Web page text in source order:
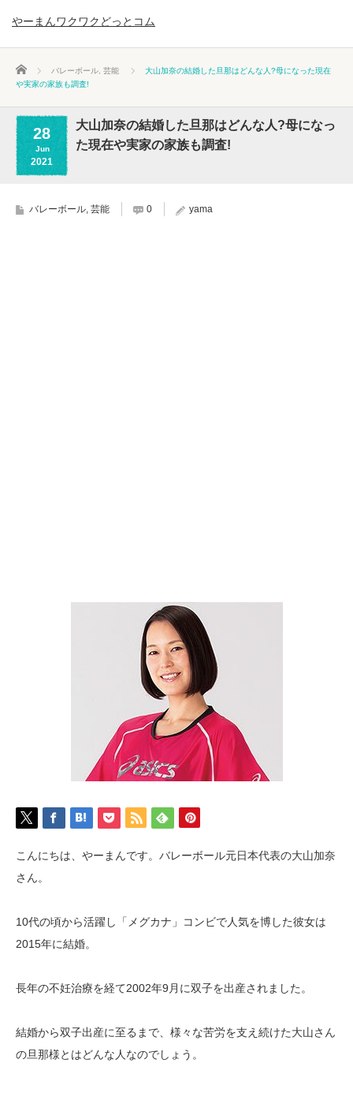
やーまんワクワクどっとコム
ホーム バレーボール 芸能
大山加奈の結婚した旦那はどんな人?母になった現在
や実家の家族も調査!
28
Jun
2021
大山加奈の結婚した旦那はどんな人?母になっ
た現在や実家の家族も調査!
バレーボール, 芸能 0 yama
こんにちは、やーまんです。バレーボール元日本代表の大山加奈
さん。
10代の頃から活躍し「メグカナ」コンビで人気を博した彼女は
2015年に結婚。
長年の不妊治療を経て2002年9月に双子を出産されました。
結婚から双子出産に至るまで、様々な苦労を支え続けた大山さん
の旦那様とはどんな人なのでしょう。